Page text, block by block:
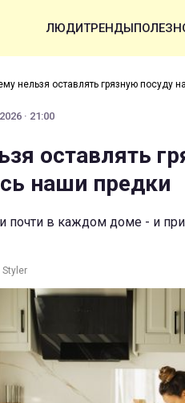
ЛЮДИТРЕНДЫ
нельзя оставлять грязную посуду
· 21:00
оставлять
наши предки
почти в каждом доме - и
Styler